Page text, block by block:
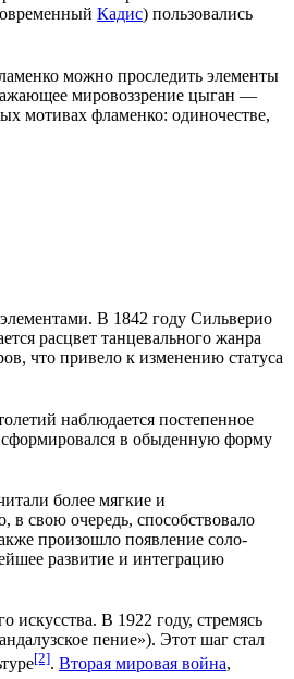
Кадис) пользовались
можно проследить элементы
мировоззрение цыган —
мотивах фламенко: одиночестве,
В 1842 году Сильверио
расцвет танцевального жанра
что привело к изменению статуса
наблюдается постепенное
в обыденную форму
более мягкие и
в свою очередь, способствовало
произошло появление соло-
развитие и интеграцию
искусства. В 1922 году, стремясь
пение»). Этот шаг стал
[2]. Вторая мировая война,